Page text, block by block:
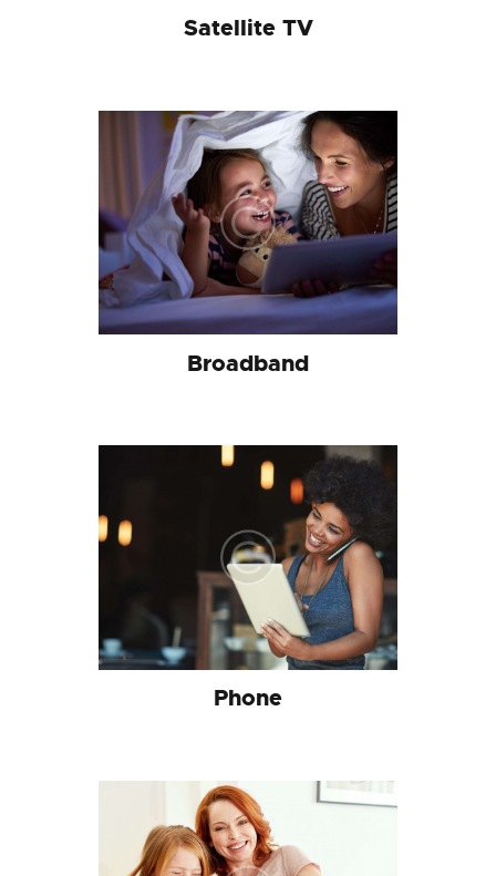
Satellite TV
Broadband
Phone